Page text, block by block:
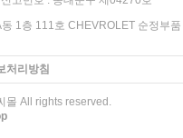
1층 111호 CHEVROLET 순정부품
처리방침
All rights reserved.